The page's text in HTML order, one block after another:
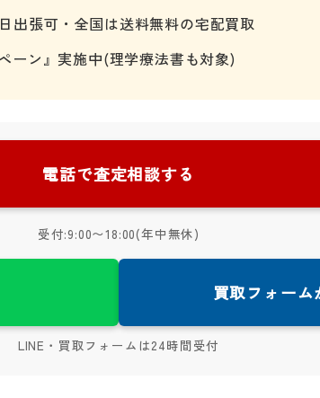
出張可・全国は送料無料の宅配買取
ーン』実施中(理学療法書も対象)
電話で査定相談する
受付:9:00〜18:00(年中無休)
買取フォー
LINE・買取フォームは24時間受付